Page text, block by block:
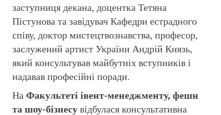
заступниця декана, доцентка Тетяна
Пістунова та завідувач Кафедри естрадного
співу, доктор мистецтвознавства, професор,
заслужений артист України Андрій Князь,
який консультував майбутніх вступників і
надавав професійні поради.
На Факультеті івент-менеджменту, фешн
та шоу-бізнесу відбулася консультативна